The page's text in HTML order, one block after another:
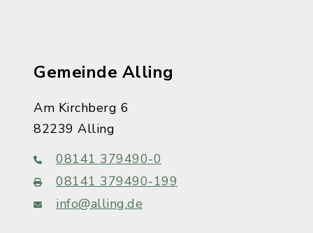
Gemeinde Alling
Am Kirchberg 6
82239 Alling
08141 379490-0
08141 379490-199
info@alling.de